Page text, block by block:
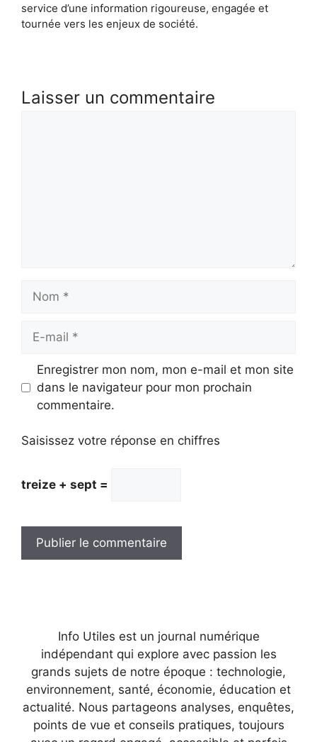
service d’une information rigoureuse, engagée et
tournée vers les enjeux de société.
Laisser un commentaire
mail
Enregistrer mon nom, mon e-mail et mon site
dans le navigateur pour mon prochain
commentaire.
Saisissez votre réponse en chiffres
treize + sept =
Info Utiles est un journal numérique
indépendant qui explore avec passion les
grands sujets de notre époque : technologie,
environnement, santé, économie, éducation et
actualité. Nous partageons analyses, enquêtes,
points de vue et conseils pratiques, toujours